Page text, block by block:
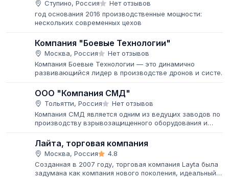
Ступино, Россия
Нет отзывов
год основания 2016 производственные мощности:
нескольких современных цехов
Компания "Боевые Технологии"
Москва, Россия
Нет отзывов
Компания Боевые Технологии — это динамично
развивающийся лидер в производстве дронов и систем
мы стремимся предоставлять...
ООО "Компания СМД"
Тольятти, Россия
Нет отзывов
Компания СМД является одним из ведущих заводов по
производству взрывозащищенного оборудования и
используется как в России,...
Лайта, торговая компания
Москва, Россия
4.8
Созданная в 2007 году, торговая компания Layta была
задумана как компания нового поколения, идеальный